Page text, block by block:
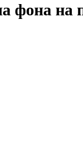
фона на